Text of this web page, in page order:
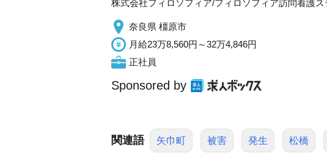
株式会社フィロソフィア/フィロソフィア訪問看護
奈良県 橿原市
月給23万8,560円～32万4,846円
正社員
Sponsored by
関連語 矢巾町 被害 発生 松橋